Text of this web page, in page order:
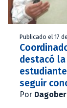
Publicado el 17
destacó
seguir
Por